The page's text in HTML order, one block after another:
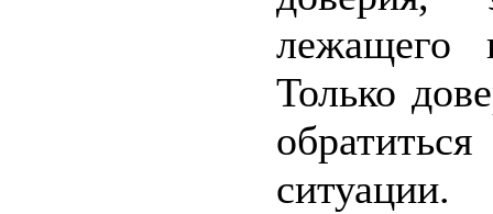
лежащего
Только
ситуации.